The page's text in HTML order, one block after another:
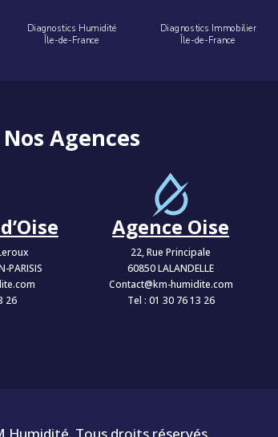
Diagnostics Humidité
Île-de-France
Diagnostics Immobilier
Île-de-France
Nos Agences
PARISIS
26
Agence Oise
22, Rue Principale
60850 LALANDELLE
Contact@km-humidite.com
Tel : 01 30 76 13 26
Humidité. Tous droits réservés.